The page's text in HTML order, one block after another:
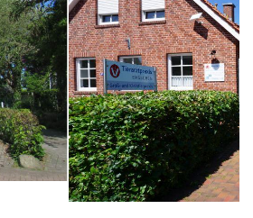
Über uns
Kleintierpraxis
Großtierpraxis
Kontakt & Anfahrt